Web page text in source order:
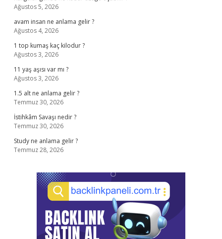
Ağustos 5, 2026
avam insan ne anlama gelir ?
Ağustos 4, 2026
1 top kumaş kaç kilodur ?
Ağustos 3, 2026
11 yaş aşısı var mı ?
Ağustos 3, 2026
1.5 alt ne anlama gelir ?
Temmuz 30, 2026
İstihkâm Savaşı nedir ?
Temmuz 30, 2026
Study ne anlama gelir ?
Temmuz 28, 2026